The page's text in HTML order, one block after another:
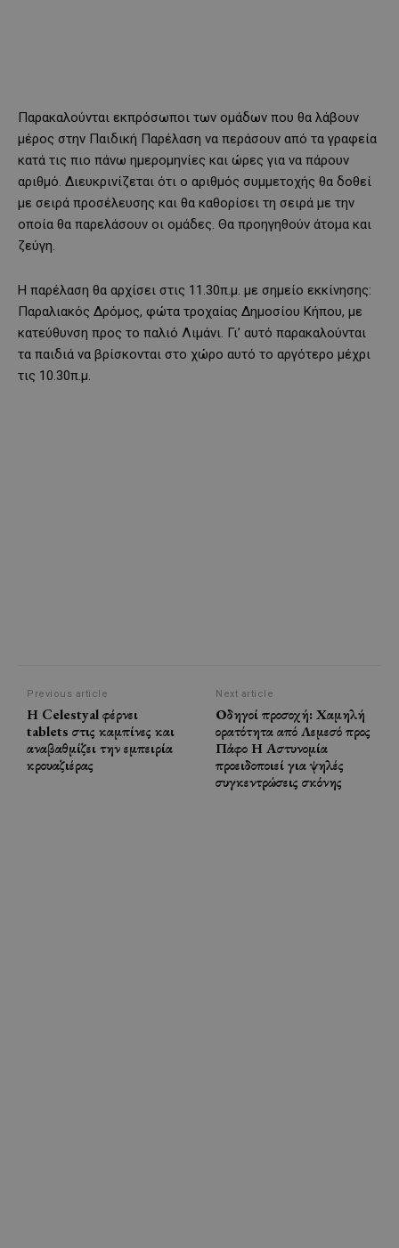
Παρακαλούνται εκπρόσωποι των ομάδων που θα λάβουν
μέρος στην Παιδική Παρέλαση να περάσουν από τα γραφεία
κατά τις πιο πάνω ημερομηνίες και ώρες για να πάρουν
αριθμό. Διευκρινίζεται ότι ο αριθμός συμμετοχής θα δοθεί
με σειρά προσέλευσης και θα καθορίσει τη σειρά με την
οποία θα παρελάσουν οι ομάδες. Θα προηγηθούν άτομα και
ζεύγη.
Η παρέλαση θα αρχίσει στις 11.30π.μ. με σημείο εκκίνησης:
Παραλιακός Δρόμος, φώτα τροχαίας Δημοσίου Κήπου, με
κατεύθυνση προς το παλιό Λιμάνι. Γι’ αυτό παρακαλούνται
τα παιδιά να βρίσκονται στο χώρο αυτό το αργότερο μέχρι
τις 10.30π.μ.
Previous article
Η Celestyal φέρνει
tablets στις καμπίνες και
αναβαθμίζει την εμπειρία
κρουαζιέρας
Next article
Οδηγοί προσοχή: Χαμηλή
ορατότητα από Λεμεσό προς
Πάφο Η Αστυνομία
προειδοποιεί για ψηλές
συγκεντρώσεις σκόνης